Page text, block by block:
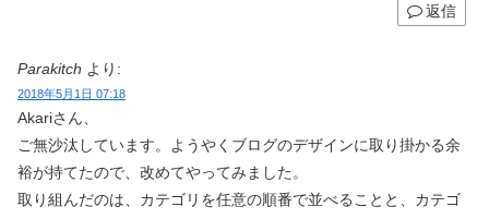
返信
Parakitch より:
2018年5月1日 07:18
Akariさん、
ご無沙汰しています。ようやくブログのデザインに取り掛かる余
裕が持てたので、改めてやってみました。
取り組んだのは、カテゴリを任意の順番で並べることと、カテゴ